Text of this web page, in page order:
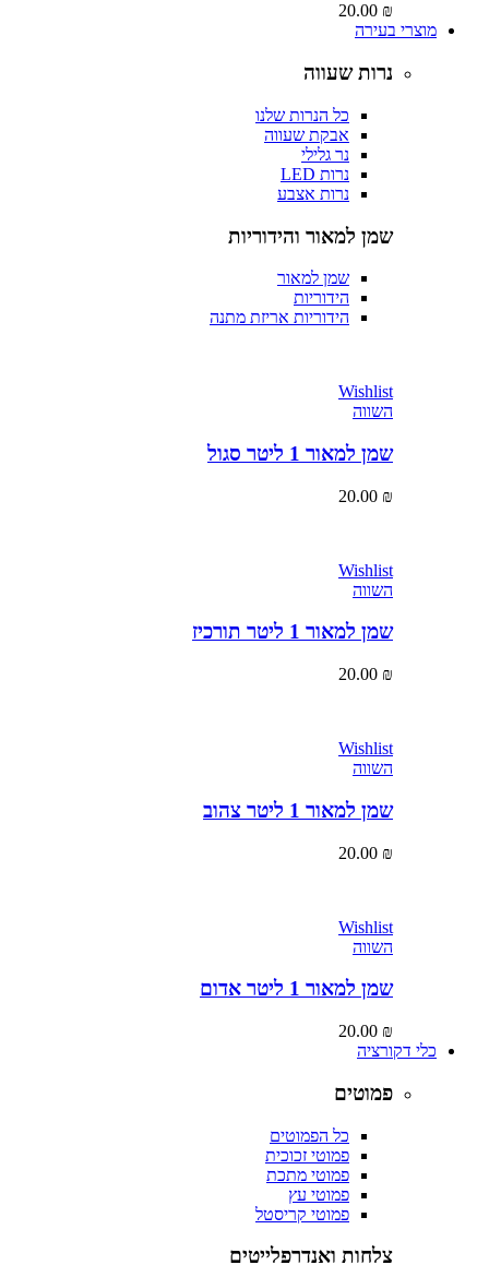
20.00
מוצרי בעירה
נרות שעווה
כל הנרות שלנו
אבקת שעווה
נר גלילי
נרות LED
נרות אצבע
שמן למאור והידוריות
שמן למאור
הידוריות
הידוריות אריזת מתנה
Wishlist
שמן למאור 1 ליטר סגול
20.00
Wishlist
שמן למאור 1 ליטר תורכיז
20.00
Wishlist
שמן למאור 1 ליטר צהוב
20.00
Wishlist
שמן למאור 1 ליטר אדום
20.00
כלי דקורציה
פמוטים
כל הפמוטים
פמוטי זכוכית
פמוטי מתכת
פמוטי עץ
פמוטי קריסטל
צלחות ואנדרפלייטים